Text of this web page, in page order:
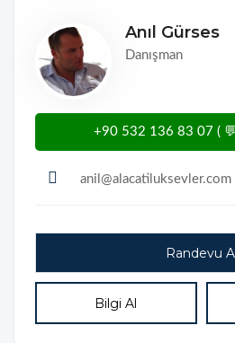
Anıl Gürses
Danışman
+90 532 136 83 07 (
anil@alacatiluksevler.com
Bilgi Al